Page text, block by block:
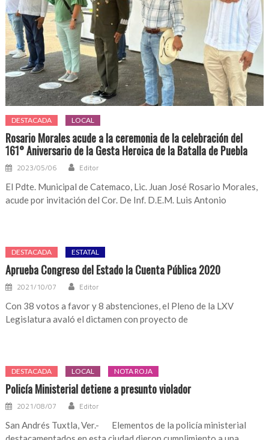
DESTACADA LOCAL
Rosario Morales acude a la ceremonia de la celebración del
161° Aniversario de la Gesta Heroica de la Batalla de Puebla
2023/05/06 Editor
El Pdte. Municipal de Catemaco, Lic. Juan José Rosario Morales,
acude por invitación del Cor. De Inf. D.E.M. Luis Antonio
DESTACADA ESTATAL
Aprueba Congreso del Estado la Cuenta Pública 2020
2021/10/07 Editor
Con 38 votos a favor y 8 abstenciones, el Pleno de la LXV
Legislatura avaló el dictamen con proyecto de
DESTACADA LOCAL NOTA ROJA
Policía Ministerial detiene a presunto violador
2021/08/07 Editor
San Andrés Tuxtla, Ver.- Elementos de la policía ministerial